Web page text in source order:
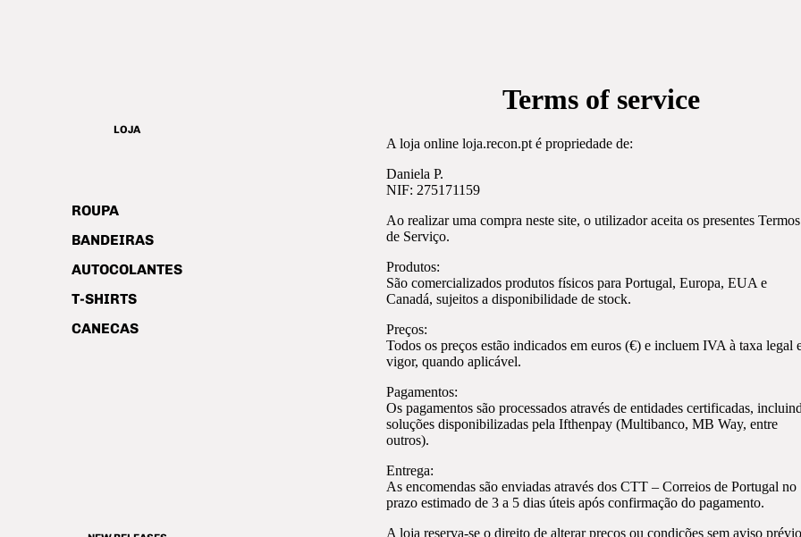
LOJA
ROUPA
BANDEIRAS
AUTOCOLANTES
T-SHIRTS
CANECAS
Terms of service
A loja online loja.recon.pt é propriedade de:
Daniela P.
NIF: 275171159
Ao realizar uma compra neste site, o utilizador aceita os presentes Termos
de Serviço.
Produtos:
São comercializados produtos físicos para Portugal, Europa, EUA e
Canadá, sujeitos a disponibilidade de stock.
Preços:
Todos os preços estão indicados em euros (€) e incluem IVA à taxa legal
vigor, quando aplicável.
Pagamentos:
Os pagamentos são processados através de entidades certificadas,
soluções disponibilizadas pela Ifthenpay (Multibanco, MB Way, entre
outros).
Entrega:
As encomendas são enviadas através dos CTT – Correios de Portugal no
prazo estimado de 3 a 5 dias úteis após confirmação do pagamento.
A loja reserva-se o direito de alterar preços ou condições sem aviso